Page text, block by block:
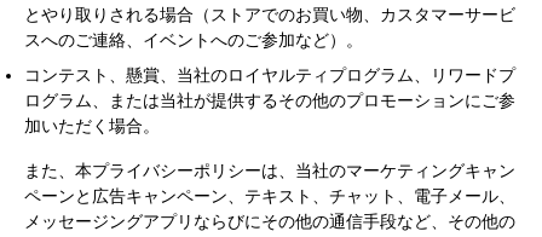
とやり取りされる場合（ストアでのお買い物、カスタマーサービ
スへのご連絡、イベントへのご参加など）。
コンテスト、懸賞、当社のロイヤルティプログラム、リワードプ
ログラム、または当社が提供するその他のプロモーションにご参
加いただく場合。
また、本プライバシーポリシーは、当社のマーケティングキャン
ペーンと広告キャンペーン、テキスト、チャット、電子メール、
メッセージングアプリならびにその他の通信手段など、その他の